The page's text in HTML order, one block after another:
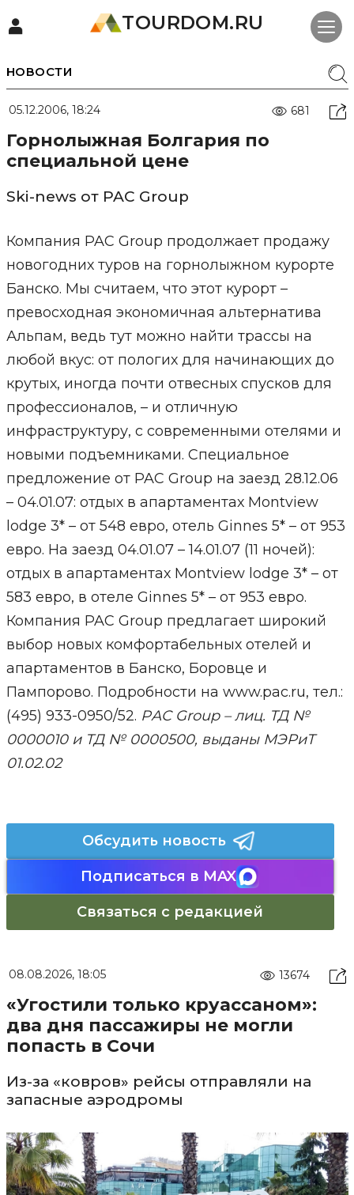
TOURDOM.RU
НОВОСТИ
05.12.2006, 18:24 681
Горнолыжная Болгария по
специальной цене
Ski-news от PAC Group
Компания PAC Group продолжает продажу
новогодних туров на горнолыжном курорте
Банско. Мы считаем, что этот курорт –
превосходная экономичная альтернатива
Альпам, ведь тут можно найти трассы на
любой вкус: от пологих для начинающих до
крутых, иногда почти отвесных спусков для
профессионалов, – и отличную
инфраструктуру, с современными отелями и
новыми подъемниками. Специальное
предложение от PAC Group на заезд 28.12.06
– 04.01.07: отдых в апартаментах Montview
lodge 3* – от 548 евро, отель Ginnes 5* – от 953
евро. На заезд 04.01.07 – 14.01.07 (11 ночей):
отдых в апартаментах Montview lodge 3* – от
583 евро, в отеле Ginnes 5* – от 953 евро.
Компания PAC Group предлагает широкий
выбор новых комфортабельных отелей и
апартаментов в Банско, Боровце и
Пампорово. Подробности на www.pac.ru, тел.:
(495) 933-0950/52. PАС Group – лиц. ТД №
0000010 и ТД № 0000500, выданы МЭРиТ
01.02.02
Обсудить новость
Подписаться в MAX
Связаться с редакцией
08.08.2026, 18:05 13674
«Угостили только круассаном»:
два дня пассажиры не могли
попасть в Сочи
Из-за «ковров» рейсы отправляли на
запасные аэродромы